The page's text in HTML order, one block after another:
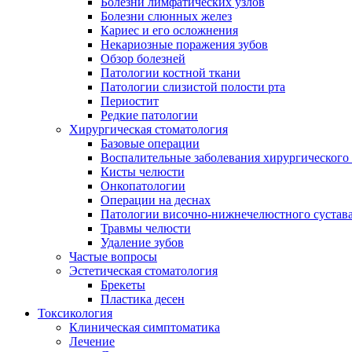
Болезни слюнных желез
Кариес и его осложнения
Некариозные поражения зубов
Обзор болезней
Патологии костной ткани
Патологии слизистой полости рта
Периостит
Редкие патологии
Хирургическая стоматология
Базовые операции
Воспалительные заболевания
Кисты челюсти
Онкопатологии
Операции на деснах
Патологии височно-нижнечелюстного сустава
Травмы челюсти
Удаление зубов
Частые вопросы
Эстетическая стоматология
Брекеты
Пластика десен
Токсикология
Клиническая симптоматика
Лечение